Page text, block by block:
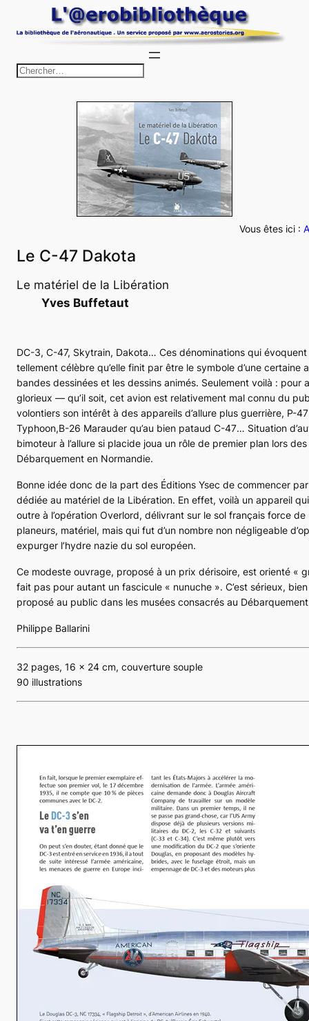
au
h
e
c
h
e
Vous êtes ici :
Le C-47 Dakota
Le matériel de la Libération
Yves Buffetaut
DC-3, C-47, Skytrain, Dakota… Ces dénominations qui
tellement célèbre qu’elle finit par être le symbole d’une certaine
bandes dessinées et les dessins animés. Seulement voilà :
glorieux — qu’il soit, cet avion est relativement mal connu du
volontiers son intérêt à des appareils d’allure plus guerrière, P-
Typhoon,B-26 Marauder qu’au bien pataud C-47… Situation
bimoteur à l’allure si placide joua un rôle de premier plan lors
Débarquement en Normandie.
Bonne idée donc de la part des Éditions Ysec de commencer
dédiée au matériel de la Libération. En effet, voilà un appareil
outre à l’opération Overlord, délivrant sur le sol français force
planeurs, matériel, mais qui fut d’un nombre non négligeable
expurger l’hydre nazie du sol européen.
Ce modeste ouvrage, proposé à un prix dérisoire, est orienté «
fait pas pour autant un fascicule « nunuche ». C’est sérieux,
proposé au public dans les musées consacrés au
Philippe Ballarini
32 pages, 16 x 24 cm, couverture souple
90 illustrations